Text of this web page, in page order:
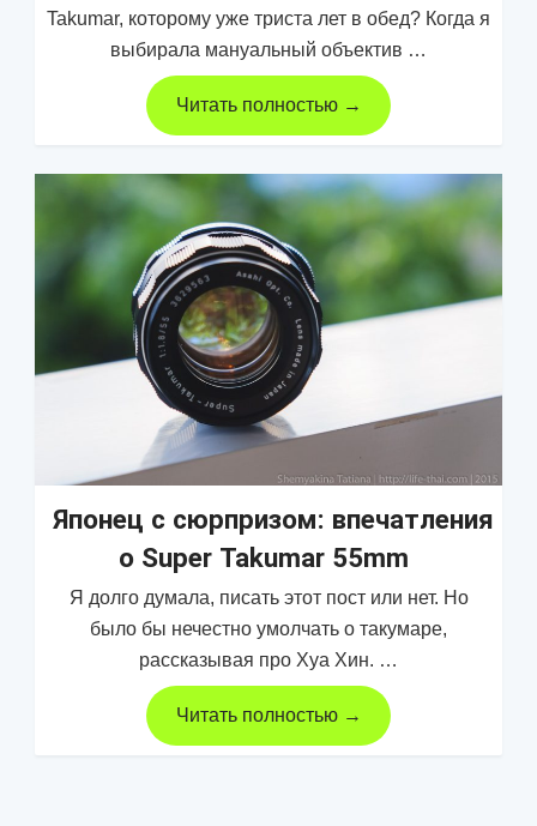
Takumar, которому уже триста лет в обед? Когда я
выбирала мануальный объектив …
Читать полностью →
Японец с сюрпризом: впечатления
о Super Takumar 55mm
Я долго думала, писать этот пост или нет. Но
было бы нечестно умолчать о такумаре,
рассказывая про Хуа Хин. …
Читать полностью →